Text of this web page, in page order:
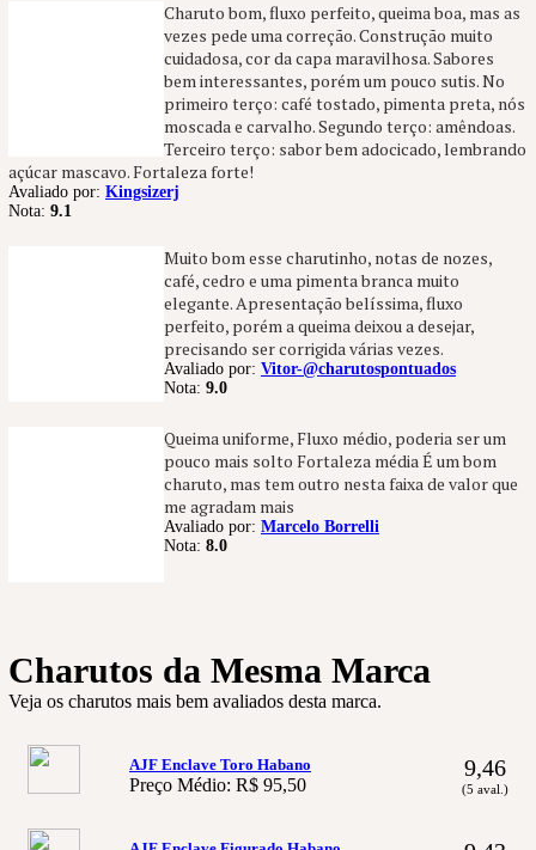
Charuto bom, fluxo perfeito, queima boa, mas as
vezes pede uma correção. Construção muito
cuidadosa, cor da capa maravilhosa. Sabores
bem interessantes, porém um pouco sutis. No
primeiro terço: café tostado, pimenta preta, nós
moscada e carvalho. Segundo terço: amêndoas.
Terceiro terço: sabor bem adocicado, lembrando
açúcar mascavo. Fortaleza forte!
Avaliado por: Kingsizerj
Nota: 9.1
Muito bom esse charutinho, notas de nozes,
café, cedro e uma pimenta branca muito
elegante. Apresentação belíssima, fluxo
perfeito, porém a queima deixou a desejar,
precisando ser corrigida várias vezes.
Avaliado por: Vitor-@charutospontuados
Nota: 9.0
Queima uniforme, Fluxo médio, poderia ser um
pouco mais solto Fortaleza média É um bom
charuto, mas tem outro nesta faixa de valor que
me agradam mais
Avaliado por: Marcelo Borrelli
Nota: 8.0
Charutos da Mesma Marca
Veja os charutos mais bem avaliados desta marca.
AJF Enclave Toro Habano
Preço Médio: R$ 95,50
9,46
(5 aval.)